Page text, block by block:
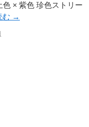
× 紫色 珍色ストリー
む →